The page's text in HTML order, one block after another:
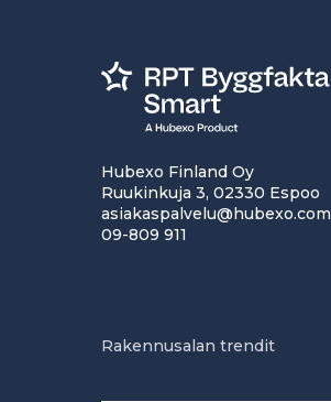
Hubexo Finland Oy
Ruukinkuja 3, 02330 Espoo
asiakaspalvelu@hubexo.com
09-809 911
Rakennusalan trendit